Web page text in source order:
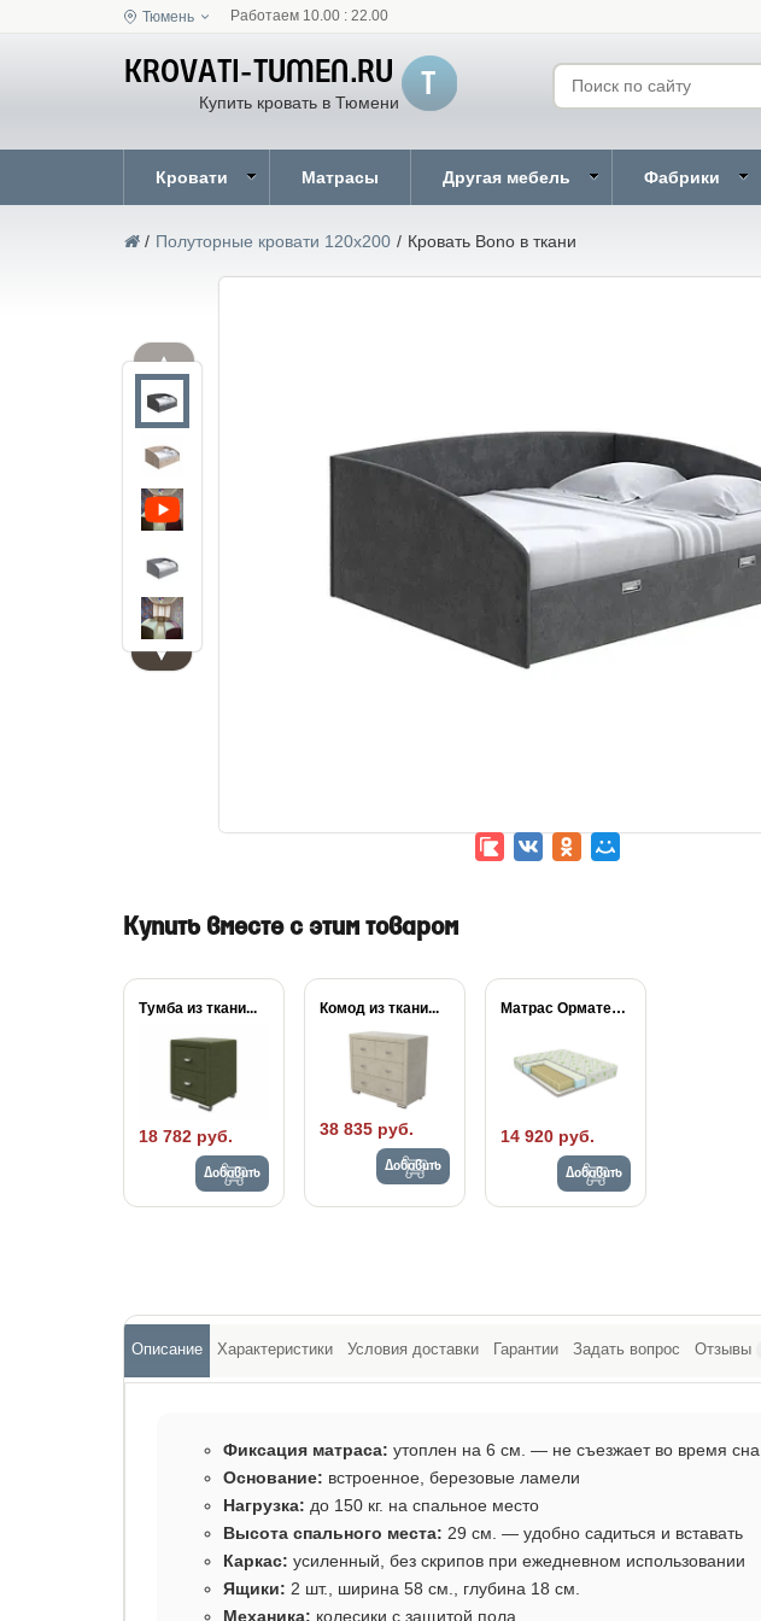
Тюмень Работаем 10.00 : 22.00
Купить кровать в Тюмени
Кровати Матрасы Другая мебель Фабрики
/ Полуторные кровати 120x200 / Кровать Bono в ткани
▲
▼
Купить вместе с этим товаром
Тумба из ткани...
18 782 руб.
Добавить
Комод из ткани...
38 835 руб.
Добавить
Матрас Орматек МИА...
14 920 руб.
Добавить
Описание Характеристики Условия доставки Гарантии Задать вопрос Отзывы
Фиксация матраса: утоплен на 6 см. — не съезжает во время сна
Основание: встроенное, березовые ламели
Нагрузка: до 150 кг. на спальное место
Высота спального места: 29 см. — удобно садиться и вставать
Каркас: усиленный, без скрипов при ежедневном использовании
Ящики: 2 шт., ширина 58 см., глубина 18 см.
Механика: колесики с защитой пола